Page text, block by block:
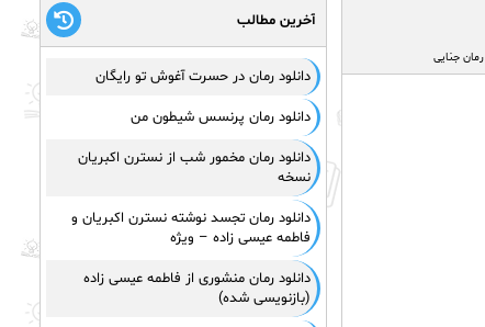
رمان جنایی
آخرین مطالب
دانلود رمان در حسرت آغوش تو رایگان
دانلود رمان پرنسس شیطون من
دانلود رمان مخمور شب از نسترن اکبریان
نسخه
دانلود رمان تجسد نوشته نسترن اکبریان و
فاطمه عیسی زاده – ویژه
دانلود رمان منشوری از فاطمه عیسی زاده
(بازنویسی شده)